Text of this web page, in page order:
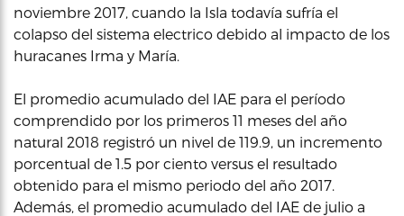
noviembre 2017, cuando la Isla todavía sufría el
colapso del sistema electrico debido al impacto de los
huracanes Irma y María.
El promedio acumulado del IAE para el período
comprendido por los primeros 11 meses del año
natural 2018 registró un nivel de 119.9, un incremento
porcentual de 1.5 por ciento versus el resultado
obtenido para el mismo periodo del año 2017.
Además, el promedio acumulado del IAE de julio a